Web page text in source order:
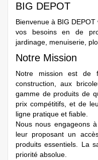
BIG DEPOT
Bienvenue à BIG DEPOT
vos besoins en de
jardinage, menuiserie,
Notre Mission
Notre mission est de
construction, aux
gamme de produits de
prix compétitifs, et de
ligne pratique et fiable.
Nous nous engageons
leur proposant un
produits essentiels. La
priorité absolue.